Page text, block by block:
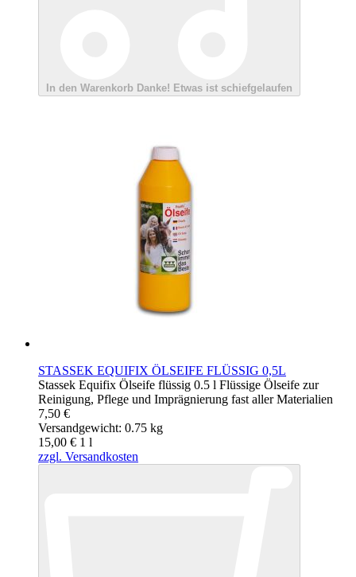
In den Warenkorb Danke! Etwas ist schiefgelaufen
STASSEK EQUIFIX ÖLSEIFE FLÜSSIG 0,5L
Stassek Equifix Ölseife flüssig 0.5 l Flüssige Ölseife zur
Reinigung, Pflege und Imprägnierung fast aller Materialien
7,50 €
Versandgewicht: 0.75 kg
15,00 € 1 l
zzgl. Versandkosten